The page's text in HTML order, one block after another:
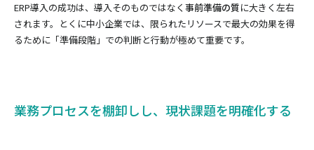
ERP導入の成功は、導入そのものではなく 事前準備の質に大きく左右
されます。とくに中小企業では、限られたリソースで最大の効果を得
るために「準備段階」での判断と行動が極めて重要です。
業務プロセスを棚卸しし、現状課題を明確化する